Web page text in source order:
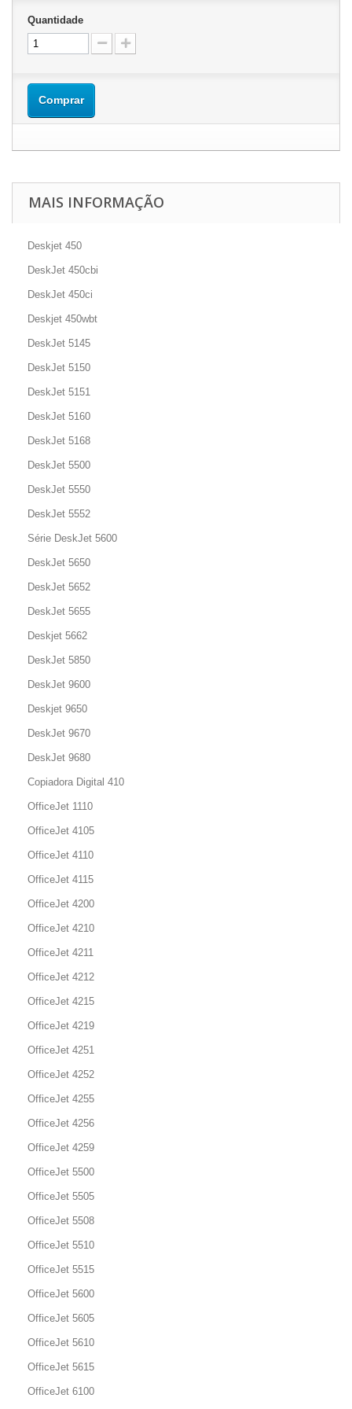
Quantidade
Comprar
MAIS INFORMAÇÃO
Deskjet 450
DeskJet 450cbi
DeskJet 450ci
Deskjet 450wbt
DeskJet 5145
DeskJet 5150
DeskJet 5151
DeskJet 5160
DeskJet 5168
DeskJet 5500
DeskJet 5550
DeskJet 5552
Série DeskJet 5600
DeskJet 5650
DeskJet 5652
DeskJet 5655
Deskjet 5662
DeskJet 5850
DeskJet 9600
Deskjet 9650
DeskJet 9670
DeskJet 9680
Copiadora Digital 410
OfficeJet 1110
OfficeJet 4105
OfficeJet 4110
OfficeJet 4115
OfficeJet 4200
OfficeJet 4210
OfficeJet 4211
OfficeJet 4212
OfficeJet 4215
OfficeJet 4219
OfficeJet 4251
OfficeJet 4252
OfficeJet 4255
OfficeJet 4256
OfficeJet 4259
OfficeJet 5500
OfficeJet 5505
OfficeJet 5508
OfficeJet 5510
OfficeJet 5515
OfficeJet 5600
OfficeJet 5605
OfficeJet 5610
OfficeJet 5615
OfficeJet 6100